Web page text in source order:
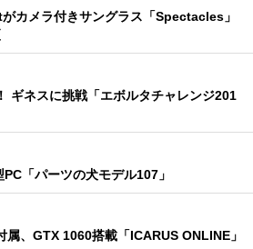
カメラ付きサングラス「Spectacles」
ギネスに挑戦「エボルタチャレンジ201
「パーツの犬モデル107」
属、GTX 1060搭載「ICARUS ONLINE」